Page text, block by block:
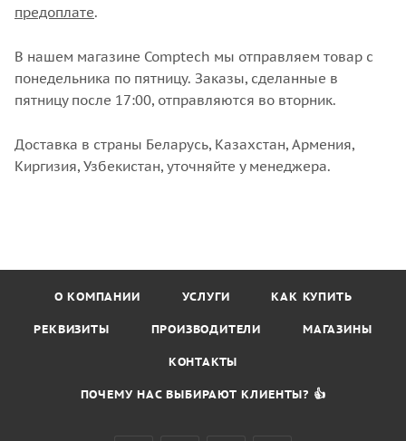
предоплате.
В нашем магазине Comptech мы отправляем товар с
понедельника по пятницу. Заказы, сделанные в
пятницу после 17:00, отправляются во вторник.
Доставка в страны Беларусь, Казахстан, Армения,
Киргизия, Узбекистан, уточняйте у менеджера.
О КОМПАНИИ УСЛУГИ КАК КУПИТЬ
РЕКВИЗИТЫ ПРОИЗВОДИТЕЛИ МАГАЗИНЫ
КОНТАКТЫ
ПОЧЕМУ НАС ВЫБИРАЮТ КЛИЕНТЫ? 👍